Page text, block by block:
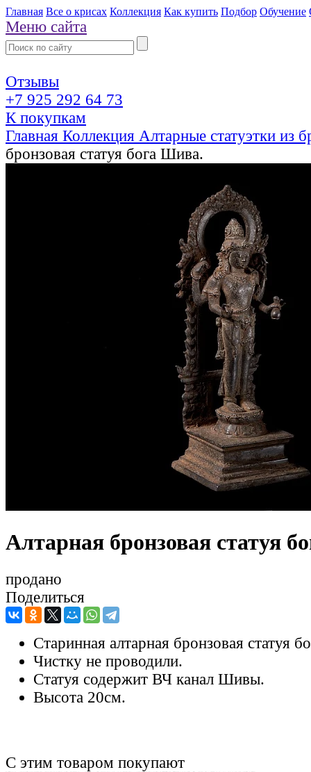
Главная Все о крисах Коллекция Как купить Подбор Обучение
Меню сайта
Отзывы
+7 925 292 64 73
К покупкам
Главная Коллекция Алтарные статуэтки из
бронзовая статуя бога Шива.
Алтарная бронзовая статуя
продано
Поделиться
Старинная алтарная бронзовая статуя
Чистку не проводили.
Статуя содержит ВЧ канал Шивы.
Высота 20см.
С этим товаром покупают